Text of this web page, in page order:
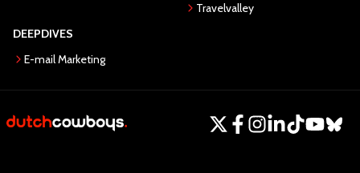
Travelvalley
DEEPDIVES
E-mail Marketing